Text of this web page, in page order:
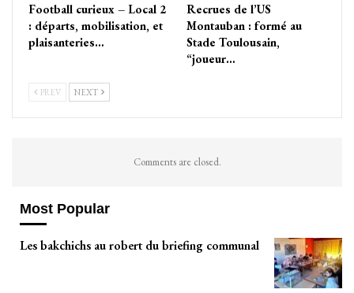
Football curieux – Local 2
: départs, mobilisation, et
plaisanteries…
Recrues de l’US
Montauban : formé au
Stade Toulousain,
“joueur…
PREV NEXT
Comments are closed.
Most Popular
Les bakchichs au robert du briefing communal